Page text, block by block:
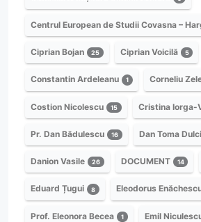
Centrul European de Studii Covasna –
Ciprian Bojan 25 Ciprian Voicilă 5
Constantin Ardeleanu 1 Corneliu
Costion Nicolescu 15 Cristina Iorga-
Pr. Dan Bădulescu 16 Dan Toma
Danion Vasile 26 DOCUMENT 14
Eduard Țugui 8 Eleodorus
Prof. Eleonora Becea 1 Emil